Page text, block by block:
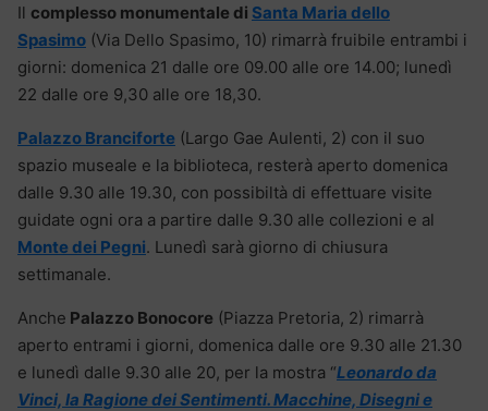
Il complesso monumentale di Santa Maria dello
Spasimo (Via Dello Spasimo, 10) rimarrà fruibile entrambi i
giorni: domenica 21 dalle ore 09.00 alle ore 14.00; lunedì
22 dalle ore 9,30 alle ore 18,30.
Palazzo Branciforte (Largo Gae Aulenti, 2) con il suo
spazio museale e la biblioteca, resterà aperto domenica
dalle 9.30 alle 19.30, con possibiltà di effettuare visite
guidate ogni ora a partire dalle 9.30 alle collezioni e al
Monte dei Pegni. Lunedì sarà giorno di chiusura
settimanale.
Anche Palazzo Bonocore (Piazza Pretoria, 2) rimarrà
aperto entrami i giorni, domenica dalle ore 9.30 alle 21.30
e lunedì dalle 9.30 alle 20, per la mostra “Leonardo da
Vinci, la Ragione dei Sentimenti. Macchine, Disegni e